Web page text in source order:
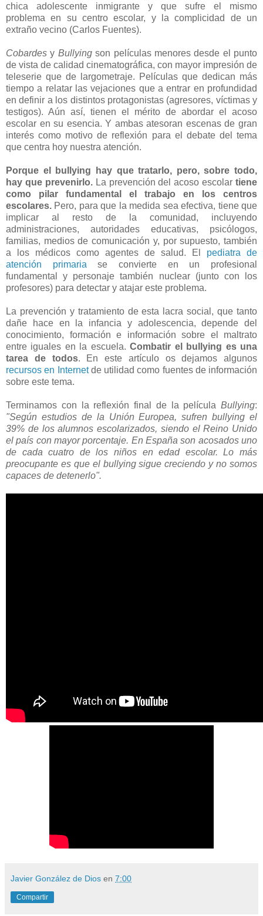
chica adolescente inmigrante y que sufre el mismo
problema en su centro escolar, y la complicidad de un
extraño vecino (Carlos Fuentes).
Cobardes y Bullyingson películas menores desde el punto
de vista de calidad cinematográfica, con mayor impresión de
teleserie que de largometraje. Películas que dedican más
tiempo a relatar las vejaciones que a entrar en profundidad
en definir a los distintos protagonistas (agresores, víctimas y
testigos). Aún así, tienen el mérito de abordar el acoso
escolar en su esencia. Y ambas atesoran escenas de gran
interés como motivo de reflexión para el debate del tema
que centra hoy nuestra atención.
Porque el bullying hay que tratarlo, pero, sobre todo,
hay que prevenirlo.La prevención del acoso escolar tiene
como pilar fundamental el trabajo en los centros
escolares. Pero, para que la medida sea efectiva, tiene que
implicar al resto de la comunidad, incluyendo
administraciones, autoridades educativas, psicólogos,
familias, medios de comunicación y, por supuesto, también
a los médicos como agentes de salud. El pediatra de
atención primaria se convierte en un profesional
fundamental y personaje también nuclear (junto con los
profesores) para detectar y atajar este problema.
La prevención y tratamiento de esta lacra social, que tanto
dañe hace en la infancia y adolescencia, depende del
conocimiento, formación e información sobre el maltrato
entre iguales en la escuela.Combatir el bullying es una
tarea de todos. En este artículo os dejamos algunos
recursos en Internetde utilidad como fuentes de información
sobre este tema.
Terminamos con la reflexión final de la película Bullying:
"Según estudios de la Unión Europea, sufren bullying el
39% de los alumnos escolarizados, siendo el Reino Unido
el país con mayor porcentaje. En España son acosados uno
de cada cuatro de los niños en edad escolar. Lo más
preocupante es que el bullying sigue creciendo y no somos
capaces de detenerlo".
Javier González de Dios en 7:00
Compartir